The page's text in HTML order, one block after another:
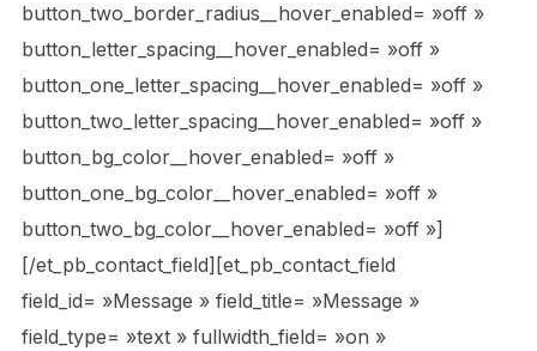
button_two_border_radius__hover_enabled= »off »
button_letter_spacing__hover_enabled= »off »
button_one_letter_spacing__hover_enabled= »off »
button_two_letter_spacing__hover_enabled= »off »
button_bg_color__hover_enabled= »off »
button_one_bg_color__hover_enabled= »off »
button_two_bg_color__hover_enabled= »off »]
[/et_pb_contact_field][et_pb_contact_field
field_id= »Message » field_title= »Message »
field_type= »text » fullwidth_field= »on »